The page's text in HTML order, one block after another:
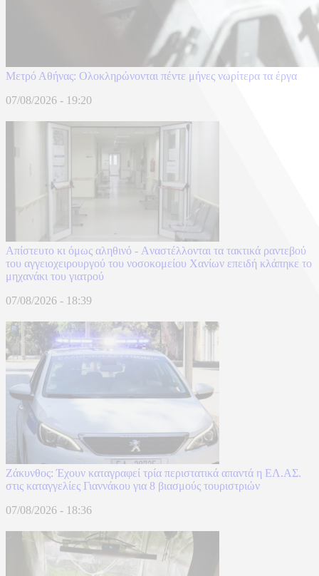
Μετρό Αθήνας: Ολοκληρώνονται πέντε μήνες νωρίτερα τα έργα
07/08/2026 - 19:20
Απίστευτο κι όμως αληθινό - Aναστέλλονται τα τακτικά ραντεβού
του αγγειοχειρουργού του νοσοκομείου Χανίων επειδή κλάπηκε το
μηχανάκι του γιατρού
07/08/2026 - 18:39
Ζάκυνθος: Έχουν καταγραφεί τρία περιστατικά απαντά η ΕΛ.ΑΣ.
στις καταγγελίες Γιαννάκου για 8 βιασμούς τουριστριών
07/08/2026 - 18:36